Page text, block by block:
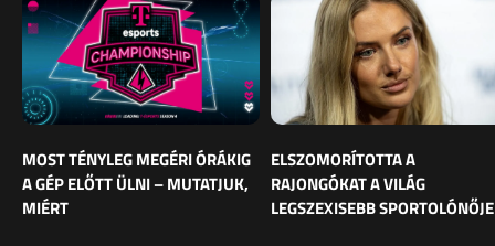
MOST TÉNYLEG MEGÉRI ÓRÁKIG
A GÉP ELŐTT ÜLNI – MUTATJUK,
MIÉRT
ELSZOMORÍTOTTA A
RAJONGÓKAT A VILÁG
LEGSZEXISEBB SPORTOLÓNŐJE